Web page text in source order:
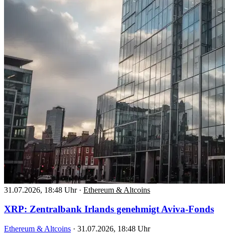
31.07.2026, 18:48 Uhr · Ethereum & Altcoins
XRP: Zentralbank Irlands genehmigt Aviva-Fonds
Ethereum & Altcoins · 31.07.2026, 18:48 Uhr